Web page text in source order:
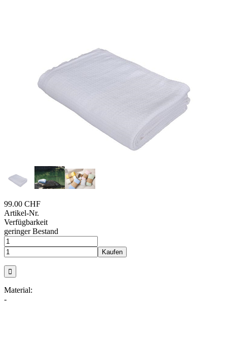
99.00 CHF
Artikel-Nr.
Verfügbarkeit
geringer Bestand
Material:
-